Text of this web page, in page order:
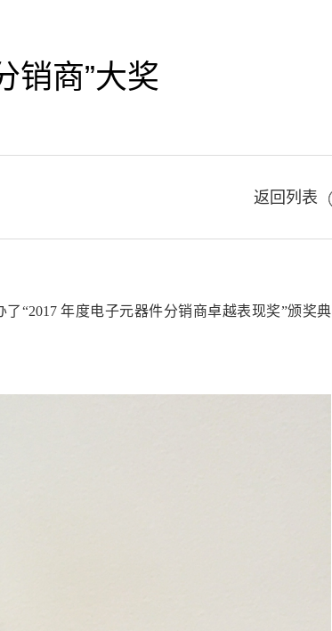
销商”大奖
返回列表
“2017 年度电子元器件分销商卓越表现奖”颁奖典